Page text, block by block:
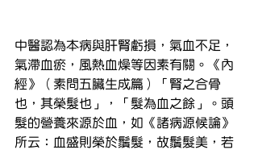
中醫認為本病與肝腎虧損，氣血不足，
氣滯血瘀，風熱血燥等因素有關。《內
經》（素問五臟生成篇）「腎之合骨
也，其榮髮也」，「髮為血之餘」。頭
髮的營養來源於血，如《諸病源候論》
所云：血盛則榮於鬚髮，故鬚髮美，若